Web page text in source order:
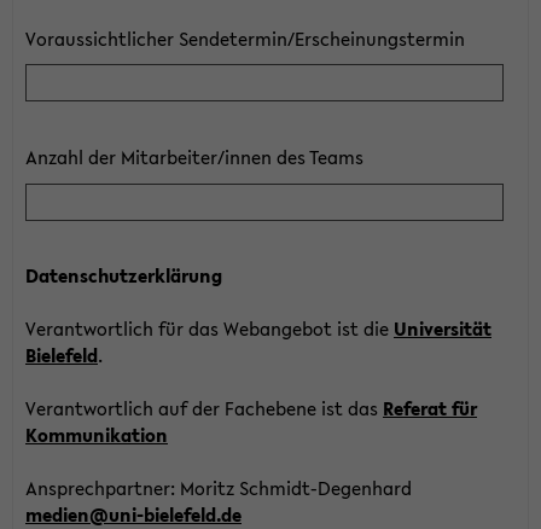
Voraussichtlicher Sendetermin/Erscheinungstermin
Anzahl der Mitarbeiter/innen des Teams
Datenschutzerklärung
Verantwortlich für das Webangebot ist die Universität
Bielefeld.
Verantwortlich auf der Fachebene ist das Referat für
Kommunikation
Ansprechpartner: Moritz Schmidt-Degenhard
medien@uni-bielefeld.de